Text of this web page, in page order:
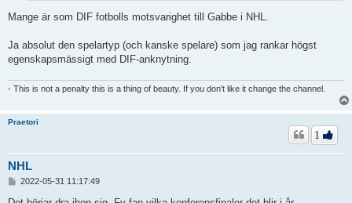
Mange är som DIF fotbolls motsvarighet till Gabbe i NHL.
Ja absolut den spelartyp (och kanske spelare) som jag rankar högst
egenskapsmässigt med DIF-anknytning.
- This is not a penalty this is a thing of beauty. If you don't like it change the channel.
Praetori
NHL
1
l
2022-05-31 11:17:49